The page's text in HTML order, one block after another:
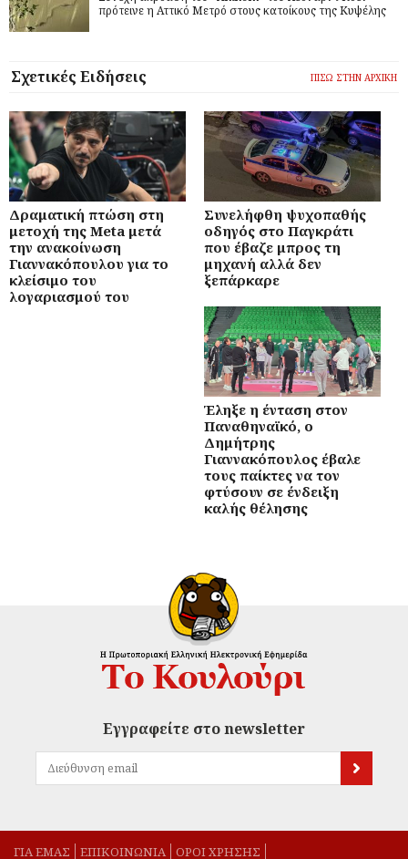
πρότεινε η Αττικό Μετρό στους κατοίκους της Κυψέλης
Σχετικές Ειδήσεις ΠΙΣΩ ΣΤΗΝ ΑΡΧΙΚΗ
Δραματική πτώση στη
μετοχή της Meta μετά
την ανακοίνωση
Γιαννακόπουλου για το
κλείσιμο του
λογαριασμού του
Συνελήφθη ψυχοπαθής
οδηγός στο Παγκράτι
που έβαζε μπρος τη
μηχανή αλλά δεν
ξεπάρκαρε
Έληξε η ένταση στον
Παναθηναϊκό, ο
Δημήτρης
Γιαννακόπουλος έβαλε
τους παίκτες να τον
φτύσουν σε ένδειξη
καλής θέλησης
Εγγραφείτε στο newsletter
ΓΙΑ ΕΜΑΣ EΠΙΚΟΙΝΩΝΙΑ ΟΡΟΙ ΧΡΗΣΗΣ